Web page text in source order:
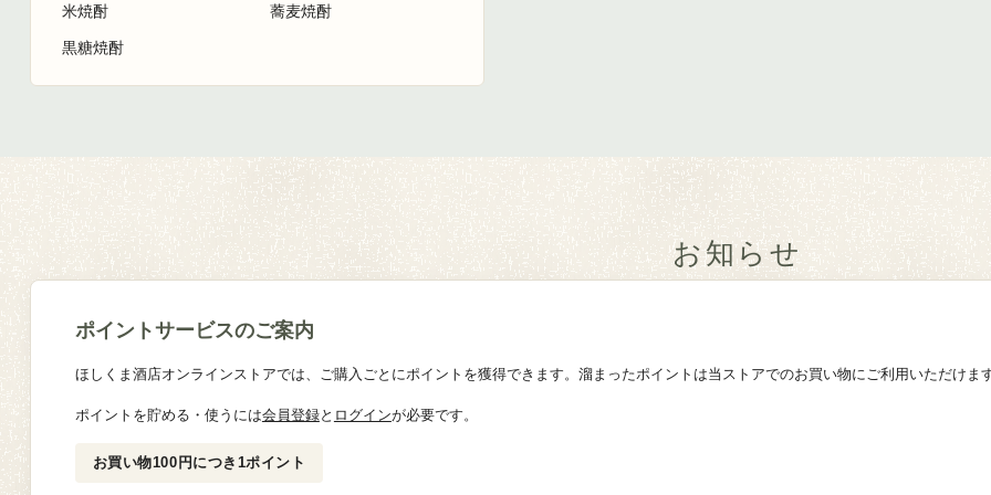
米焼酎
黒糖焼酎
蕎麦焼酎
お知らせ
ポイントサービスのご案内
ほしくま酒店オンラインストアでは、ご購入ごとにポイントを獲得できます。溜まったポイントは当ストアでのお買い物にご利用いただけま
ポイントを貯める・使うには会員登録と ログインが必要です。
お買い物100円につき1ポイント